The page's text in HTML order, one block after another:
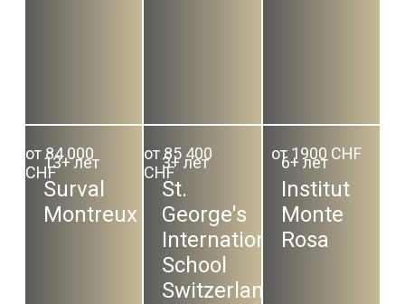
13+ лет
Surval
Montreux
от 84 000
CHF
3+ лет
St.
George's
International
School
Switzerland
от 85 400
CHF
6+ лет
Institut
Monte
Rosa
от 1900 CHF